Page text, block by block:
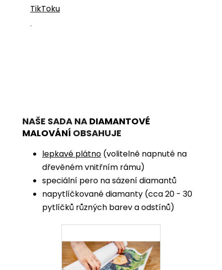
TikToku
.
NAŠE SADA NA DIAMANTOVÉ
MALOVÁNÍ OBSAHUJE
lepkavé plátno (volitelně napnuté na
dřevěném vnitřním rámu)
speciální pero na sázení diamantů
napytlíčkované diamanty (cca 20 - 30
pytlíčků různých barev a odstínů)